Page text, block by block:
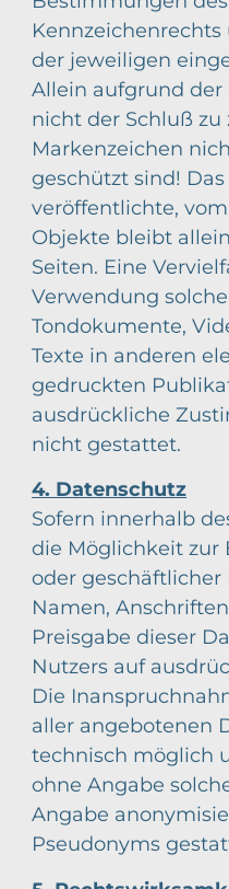
der jeweiligen
Allein aufgrund
nicht der Schluß zu
Markenzeichen
geschützt sind!
veröffentlichte,
Objekte bleibt
Seiten. Eine
Verwendung
Tondokumente,
Texte in anderen
gedruckten
ausdrückliche
nicht gestattet.
4. Datenschutz
Sofern innerhalb
die Möglichkeit zur
oder geschäftlicher
Namen,
Preisgabe dieser
Nutzers auf
Die
aller angebotenen
technisch möglich
ohne Angabe
Angabe
Pseudonyms